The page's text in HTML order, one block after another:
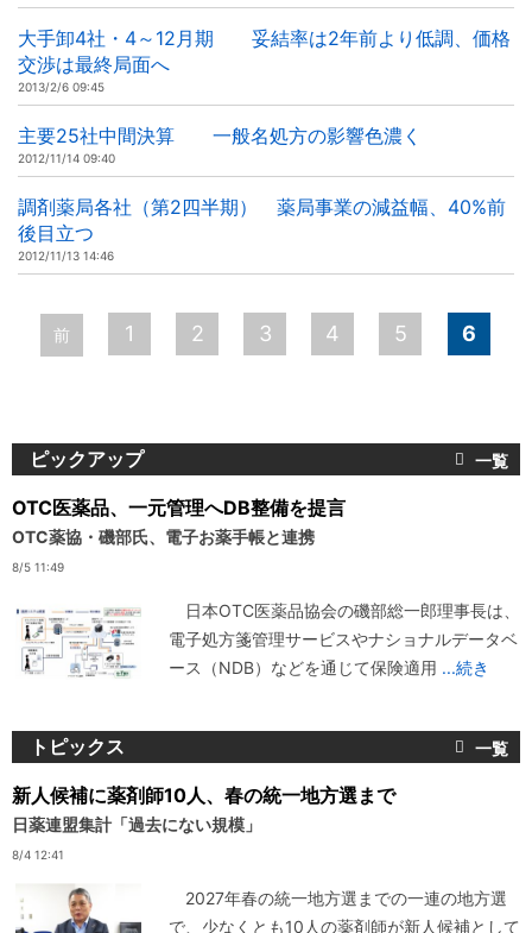
大手卸4社・4～12月期 妥結率は2年前より低調、価格
交渉は最終局面へ
2013/2/6 09:45
主要25社中間決算 一般名処方の影響色濃く
2012/11/14 09:40
調剤薬局各社（第2四半期） 薬局事業の減益幅、40%前
後目立つ
2012/11/13 14:46
ペ
ー
前 1 2 3 4 5 6
ピックアップ
OTC医薬品、一元管理へDB整備を提言
OTC薬協・磯部氏、電子お薬手帳と連携
8/5 11:49
日本OTC医薬品協会の磯部総一郎理事長は、
電子処方箋管理サービスやナショナルデータベ
ース（NDB）などを通じて保険適用 ...続き
トピックス
新人候補に薬剤師10人、春の統一地方選まで
日薬連盟集計「過去にない規模」
8/4 12:41
2027年春の統一地方選までの一連の地方選
で、少なくとも10人の薬剤師が新人候補として